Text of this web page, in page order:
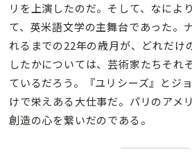
リを上演したのだ。そして、なによ
て、英米語文学の主舞台であった。
れるまでの22年の歳月が、どれだけ
したかについては、芸術家たちそれ
ているだろう。『ユリシーズ』とジ
けで栄えある大仕事だ。パリのアメ
創造の心を繋いだのである。